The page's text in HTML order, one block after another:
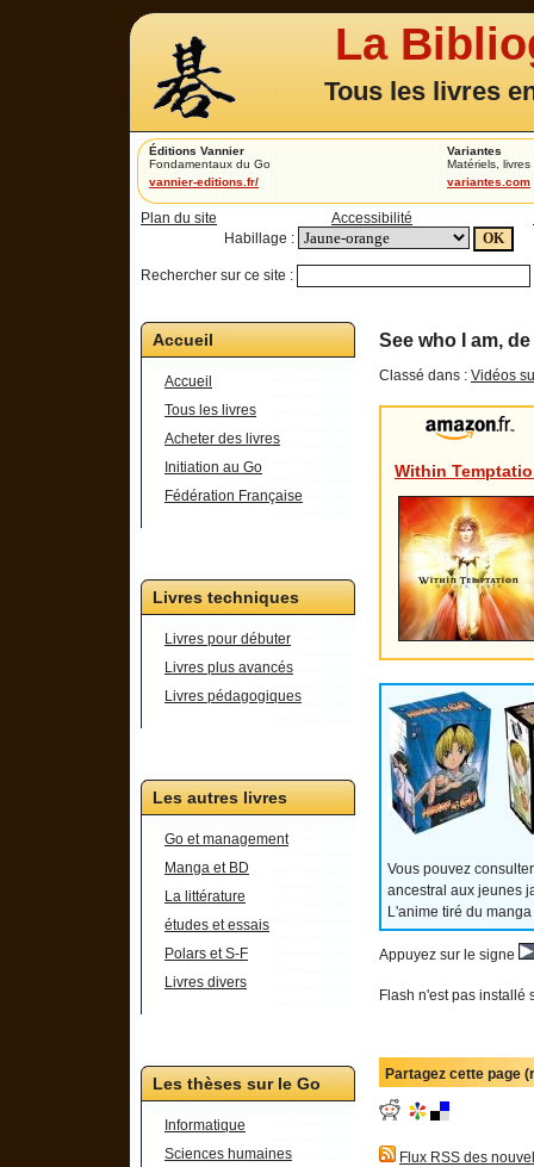
La
Tous les livres
Éditions Vannier
Fondamentaux du Go
vannier-editions.fr/
Variantes
Matériels,
variantes.com
Plan du site Accessibilité
Habillage :
Rechercher sur ce site :
Accueil
Accueil
Tous les livres
Acheter des livres
Initiation au Go
Fédération Française
Livres techniques
Livres pour débuter
Livres plus avancés
Livres pédagogiques
Les autres livres
Go et management
Manga et BD
La littérature
études et essais
Polars et S-F
Livres divers
Les thèses sur le Go
Informatique
Sciences humaines
See who I am,
Classé dans : Vidéos
Within
Vous pouvez
ancestral aux jeunes
L'anime tiré du
Appuyez sur le signe
Flash n'est pas installé
Partagez cette page
Flux RSS des